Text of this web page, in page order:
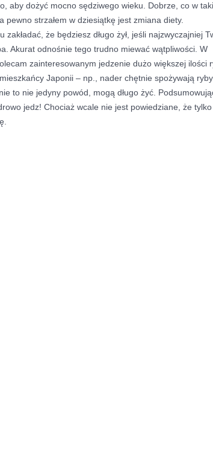
aby dożyć mocno sędziwego wieku. Dobrze, co w
pewno strzałem w dziesiątkę jest zmiana diety.
zakładać, że będziesz długo żył, jeśli najzwyczajniej
Akurat odnośnie tego trudno miewać wątpliwości. W
zainteresowanym jedzenie dużo większej ilości
Japonii – np., nader chętnie spożywają
to nie jedyny powód, mogą długo żyć.
jedz! Chociaż wcale nie jest powiedziane, że tylko